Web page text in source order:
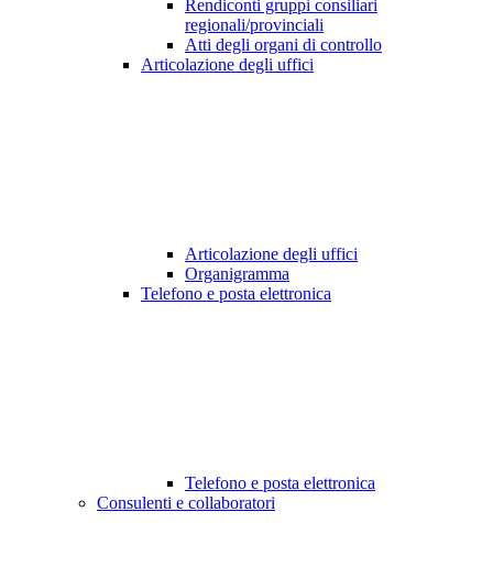
Rendiconti gruppi consiliari
regionali/provinciali
Atti degli organi di controllo
Articolazione degli uffici
Articolazione degli uffici
Organigramma
Telefono e posta elettronica
Telefono e posta elettronica
Consulenti e collaboratori